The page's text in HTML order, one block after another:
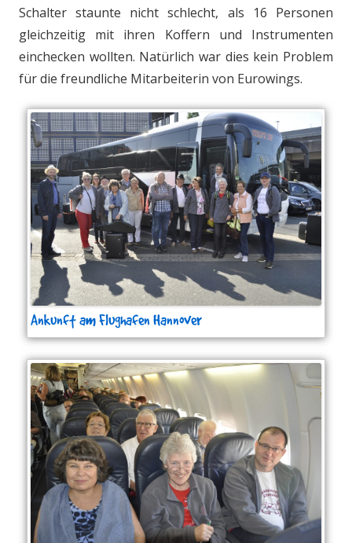
Schalter staunte nicht schlecht, als 16 Personen
gleichzeitig mit ihren Koffern und Instrumenten
einchecken wollten. Natürlich war dies kein Problem
für die freundliche Mitarbeiterin von Eurowings.
Ankunft am Flughafen Hannover